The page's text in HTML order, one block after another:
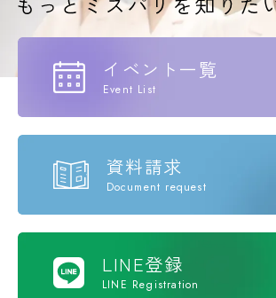
イベント一覧
Event List
資料請求
Document request
LINE登録
LINE Registration